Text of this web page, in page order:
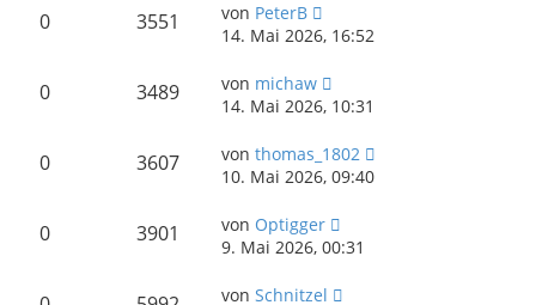
0 3551 von PeterB
14. Mai 2026, 16:52
0 3489 von michaw
14. Mai 2026, 10:31
0 3607 von thomas_1802
10. Mai 2026, 09:40
0 3901 von Optigger
9. Mai 2026, 00:31
von Schnitzel